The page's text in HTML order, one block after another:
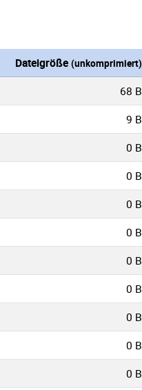
Dateigröße (unkomprimiert)
68 B
9 B
0 B
0 B
0 B
0 B
0 B
0 B
0 B
0 B
0 B